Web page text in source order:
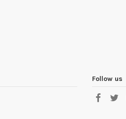
Follow us